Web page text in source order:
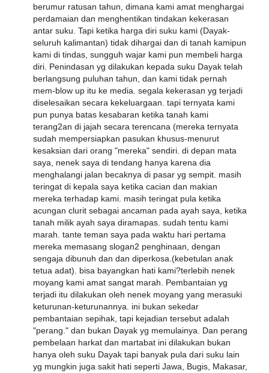
berumur ratusan tahun, dimana kami amat menghargai
perdamaian dan menghentikan tindakan kekerasan
antar suku. Tapi ketika harga diri suku kami (Dayak-
seluruh kalimantan) tidak dihargai dan di tanah kamipun
kami di tindas, sungguh wajar kami pun membeli harga
diri. Penindasan yg dilakukan kepada suku Dayak telah
berlangsung puluhan tahun, dan kami tidak pernah
mem-blow up itu ke media. segala kekerasan yg terjadi
diselesaikan secara kekeluargaan. tapi ternyata kami
pun punya batas kesabaran ketika tanah kami
terang2an di jajah secara terencana (mereka ternyata
sudah mempersiapkan pasukan khusus-menurut
kesaksian dari orang "mereka" sendiri. di depan mata
saya, nenek saya di tendang hanya karena dia
menghalangi jalan becaknya di pasar yg sempit. masih
teringat di kepala saya ketika cacian dan makian
mereka terhadap kami. masih teringat pula ketika
acungan clurit sebagai ancaman pada ayah saya, ketika
tanah milik ayah saya diramapas. sudah tentu kami
marah. tante teman saya pada waktu hari pertama
mereka memasang slogan2 penghinaan, dengan
sengaja dibunuh dan dan diperkosa.(kebetulan anak
tetua adat). bisa bayangkan hati kami?terlebih nenek
moyang kami amat sangat marah. Pembantaian yg
terjadi itu dilakukan oleh nenek moyang yang merasuki
keturunan-keturunannya. ini bukan sekedar
pembantaian sepihak, tapi kejadian tersebut adalah
"perang." dan bukan Dayak yg memulainya. Dan perang
pembelaan harkat dan martabat ini dilakukan bukan
hanya oleh suku Dayak tapi banyak pula dari suku lain
yg mungkin juga sakit hati seperti Jawa, Bugis, Makasar,